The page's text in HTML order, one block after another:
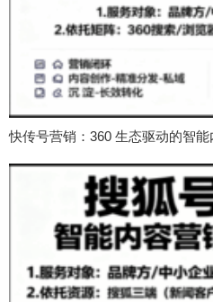
快传号营销：360 生态驱动的智